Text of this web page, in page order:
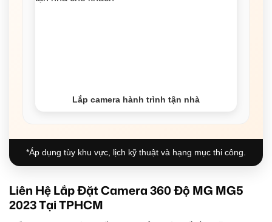
Lắp camera hành trình tận nhà
*Áp dụng tùy khu vực, lịch kỹ thuật và hạng mục thi công.
Liên Hệ Lắp Đặt Camera 360 Độ MG MG5
2023 Tại TPHCM